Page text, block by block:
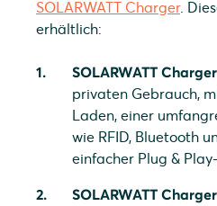
SOLARWATT Charger.
erhältlich:
SOLARWATT
privaten Gebrauch,
Laden, einer
wie RFID, Bluetooth
einfacher Plug &
SOLARWATT